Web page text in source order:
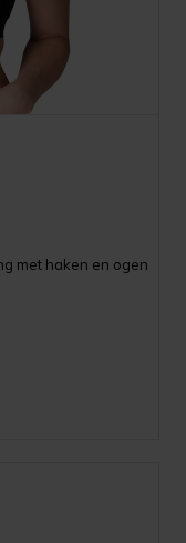
met haken en ogen